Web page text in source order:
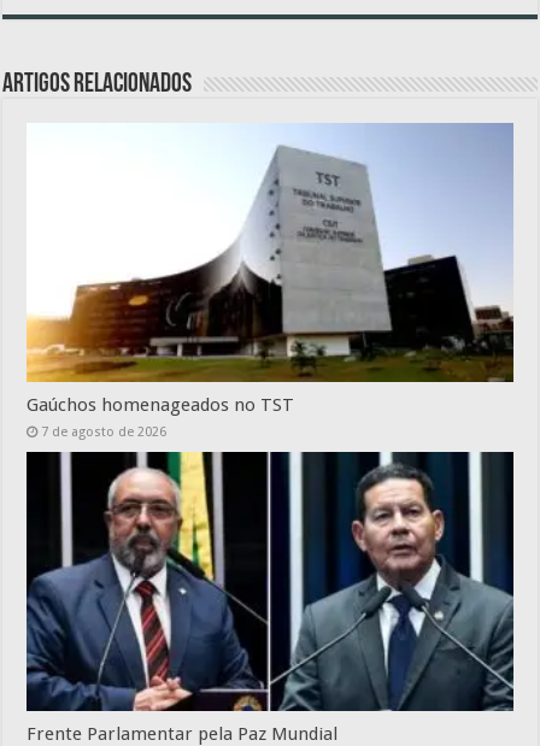
Artigos relacionados
Gaúchos homenageados no TST
7 de agosto de 2026
Frente Parlamentar pela Paz Mundial